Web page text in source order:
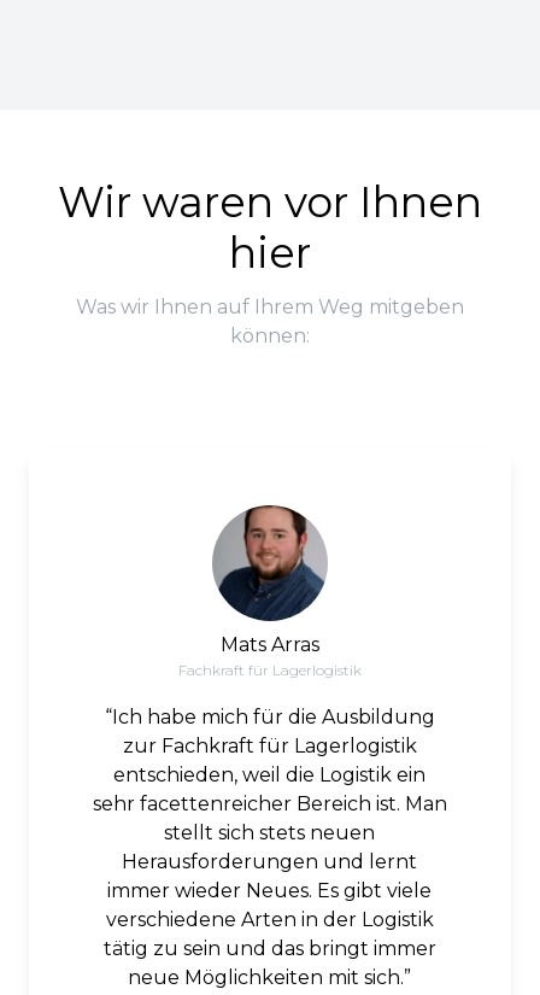
Wir waren vor Ihnen
hier
Was wir Ihnen auf Ihrem Weg mitgeben
können:
Mats Arras
Fachkraft für Lagerlogistik
Ich habe mich für die Ausbildung
zur Fachkraft für Lagerlogistik
entschieden, weil die Logistik ein
sehr facettenreicher Bereich ist. Man
stellt sich stets neuen
Herausforderungen und lernt
immer wieder Neues. Es gibt viele
verschiedene Arten in der Logistik
tätig zu sein und das bringt immer
neue Möglichkeiten mit sich.